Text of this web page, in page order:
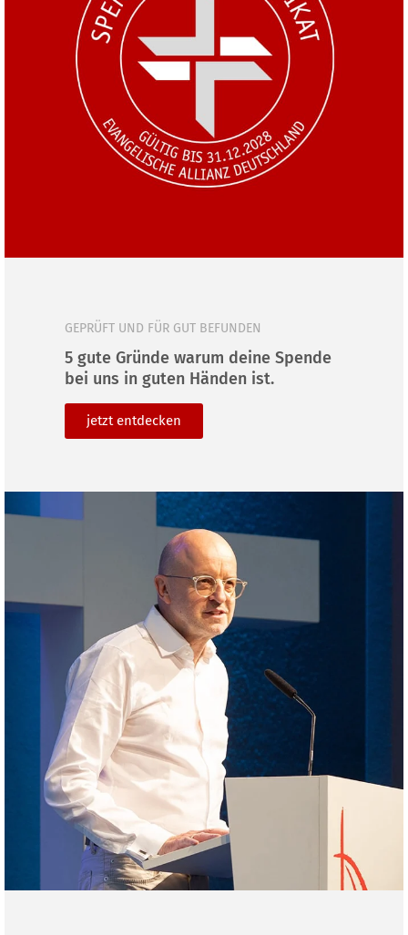
GEPRÜFT UND FÜR GUT BEFUNDEN
5 gute Gründe warum deine Spende
bei uns in guten Händen ist.
jetzt ent­de­cken